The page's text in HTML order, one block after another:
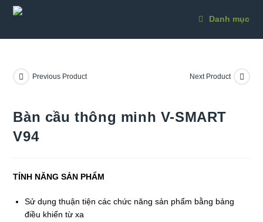
Skip
Danh mục
Previous Product Next Product
Bàn cầu thông minh V-SMART
V94
TÍNH NĂNG SẢN PHẨM
Sử dụng thuận tiện các chức năng sản phẩm bằng bảng
điều khiển từ xa